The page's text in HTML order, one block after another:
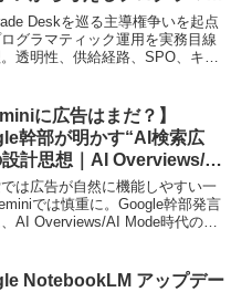
運用の見直し方
Deskを巡る主導権争いを起点
グラマティック運用を実務目線
透明性、供給経路、SPO、キュ
告主が見直すべき比較軸と判断ポ
を解説します
に広告はまだ？】
幹部が明かす“AI検索広
設計思想｜AI Overviews/AI
押さえる実務ポイント
は広告が自然に機能しやすい一
では慎重に。Google幹部発言
AI Overviews/AI Mode時代の運
NotebookLM アップデー